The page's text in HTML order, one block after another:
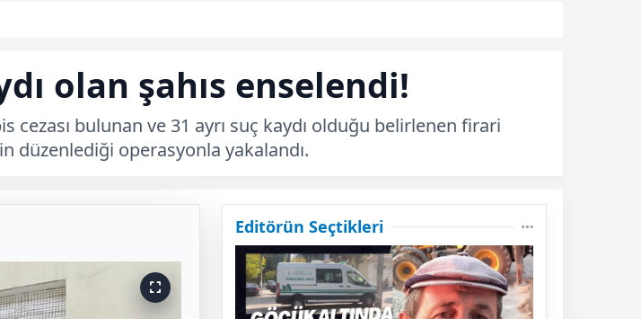
olan şahıs enselendi!
cezası bulunan ve 31 ayrı suç kaydı olduğu belirlenen firari
düzenlediği operasyonla yakalandı.
Editörün Seçtikleri